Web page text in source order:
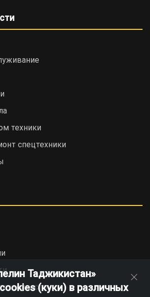
техники
спецтехники
Таджикистан»
(куки) в различных